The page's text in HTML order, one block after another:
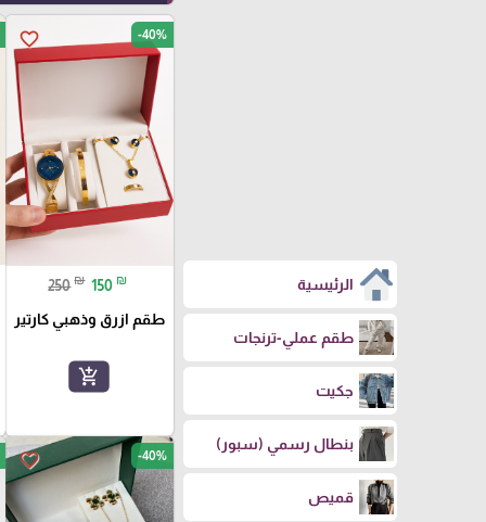
الرئيسية
طقم عملي-ترنجات
جكيت
بنطال رسمي (سبور)
قميص
favorite_border -40%
250 ₪ 150 ₪
طقم ازرق وذهبي كارتير
add_shopping_cart
favorite_border -40%